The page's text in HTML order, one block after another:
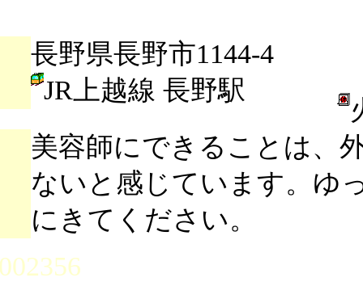
長野県長野市1144-4
JR上越線 長野駅
美容師にできることは、
ないと感じています。ゆ
にきてください。